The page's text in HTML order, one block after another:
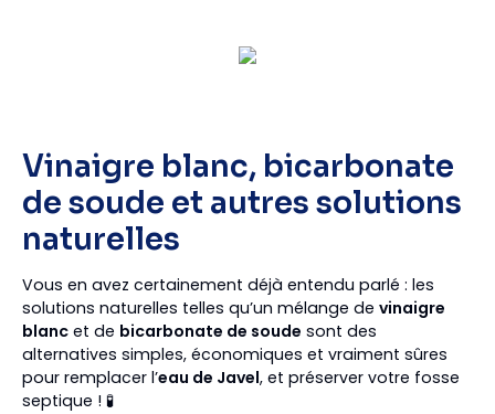
Vinaigre blanc, bicarbonate
de soude et autres solutions
naturelles
Vous en avez certainement déjà entendu parlé : les
solutions naturelles telles qu’un mélange de vinaigre
blancet de bicarbonate de soude sont des
alternatives simples, économiques et vraiment sûres
pour remplacer l’eau de Javel, et préserver votre fosse
septique ! 🧪